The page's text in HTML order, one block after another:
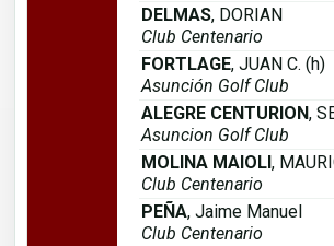
DELMAS, DORIAN
Club Centenario
FORTLAGE, JUAN C. (h)
Asunción Golf Club
ALEGRE CENTURION,
Asuncion Golf Club
MOLINA MAIOLI ,
Club Centenario
PEÑA, Jaime Manuel
Club Centenario